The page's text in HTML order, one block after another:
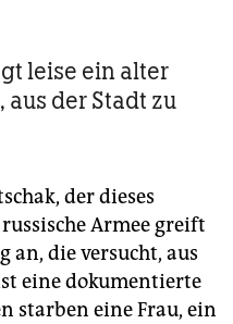
leise ein alter
der Stadt zu
der dieses
Armee greift
an, die versucht, aus
eine dokumentierte
starben eine Frau, ein